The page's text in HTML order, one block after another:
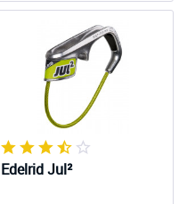
Edelrid Jul²